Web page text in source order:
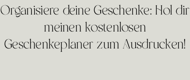
Organisiere deine Geschenke: Hol dir
meinen kostenlosen
Geschenkeplaner zum Ausdrucken!